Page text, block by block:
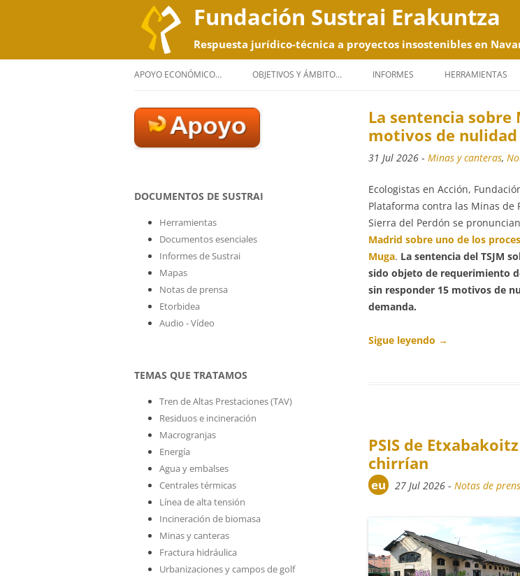
Fundación Sustrai Erakuntza
Respuesta jurídico-técnica a proyectos insostenibles en
Saltar
al
APOYO ECONÓMICO… OBJETIVOS Y ÁMBITO… INFORMES HERRAMIENTAS
La sentencia sobre
motivos de
31 Jul 2026 -Minas y canteras,
Ecologistas en Acción,
Plataforma contra las Minas de
Sierra del Perdón se
Madrid sobre uno de los
Muga. La sentencia del TSJM
sido objeto de requerimiento
sin responder 15 motivos de
demanda.
Sigue leyendo →
PSIS de
chirrían
eu 27 Jul 2026 -Notas de
DOCUMENTOS DE SUSTRAI
Herramientas
Documentos esenciales
Informes de Sustrai
Mapas
Notas de prensa
Etorbidea
Audio - Vídeo
TEMAS QUE TRATAMOS
Tren de Altas Prestaciones (TAV)
Residuos e incineración
Macrogranjas
Energía
Agua y embalses
Centrales térmicas
Línea de alta tensión
Incineración de biomasa
Minas y canteras
Fractura hidráulica
Urbanizaciones y campos de golf